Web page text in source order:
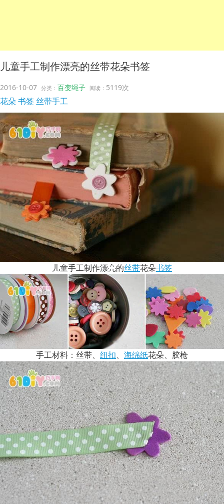
儿童手工制作漂亮的丝带花朵书签
2016-10-07 分类： 百变绳子 阅读： 5119次
花朵书签 丝带手工
儿童手工制作漂亮的丝带花朵书签
手工材料：丝带、 纽扣、 海绵纸花朵、胶枪